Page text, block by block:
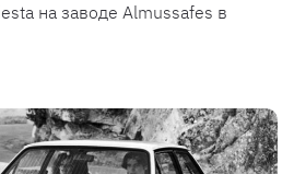
на заводе Almussafes в